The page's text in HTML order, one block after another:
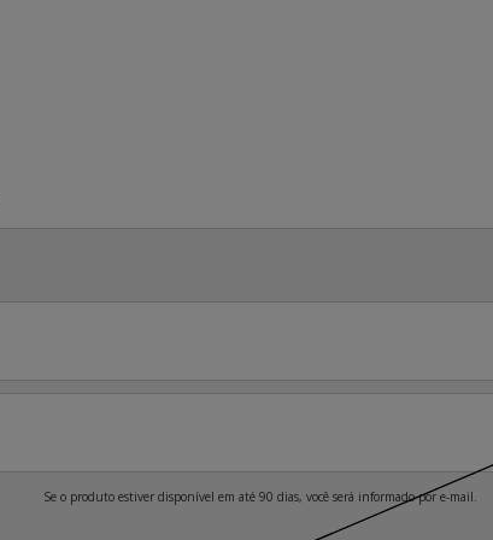
Se o produto estiver disponível em até 90 dias, você será informado por e-mail.